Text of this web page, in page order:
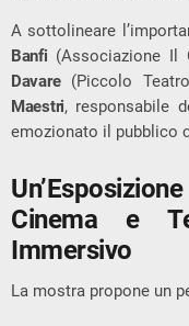
A sottolineare
Banfi (Associazione
Davare(Piccolo
Maestri, responsabile
emozionato il pubblico
Cinema e
Immersivo
La mostra propone un